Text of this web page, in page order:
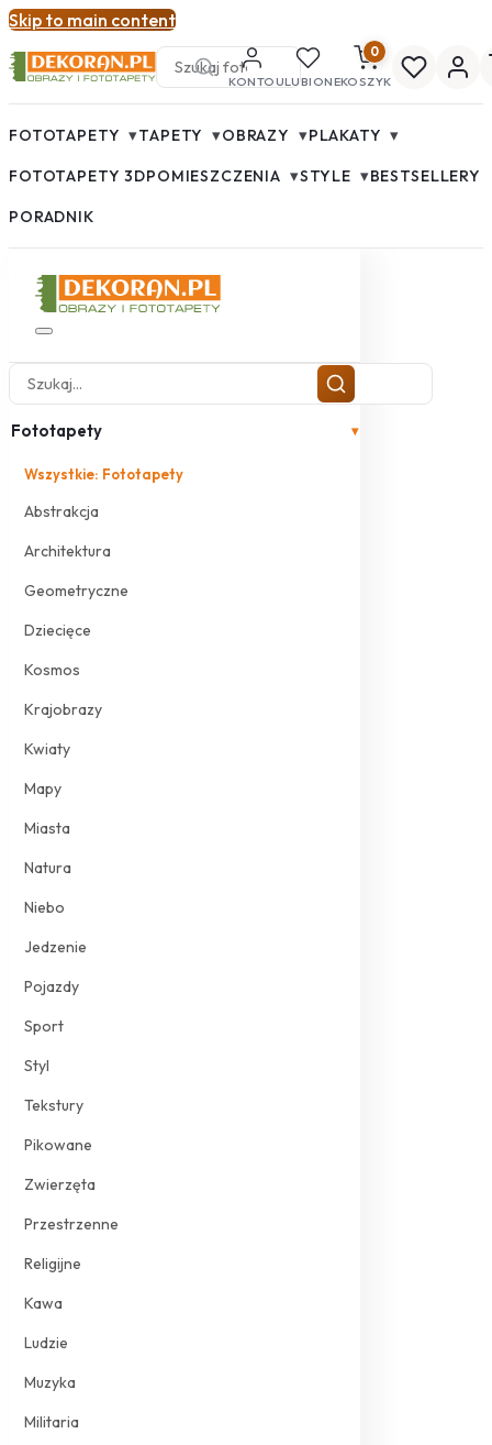
Skip to main content
KONTOULUBIONE
0
KOSZYK
FOTOTAPETY ▾TAPETY ▾OBRAZY ▾PLAKATY ▾
FOTOTAPETY 3DPOMIESZCZENIA ▾STYLE ▾BESTSELLERY
PORADNIK
Fototapety ▾
Wszystkie: Fototapety
Abstrakcja
Architektura
Geometryczne
Dziecięce
Kosmos
Krajobrazy
Kwiaty
Mapy
Miasta
Natura
Niebo
Jedzenie
Pojazdy
Sport
Styl
Tekstury
Pikowane
Zwierzęta
Przestrzenne
Religijne
Kawa
Ludzie
Muzyka
Militaria